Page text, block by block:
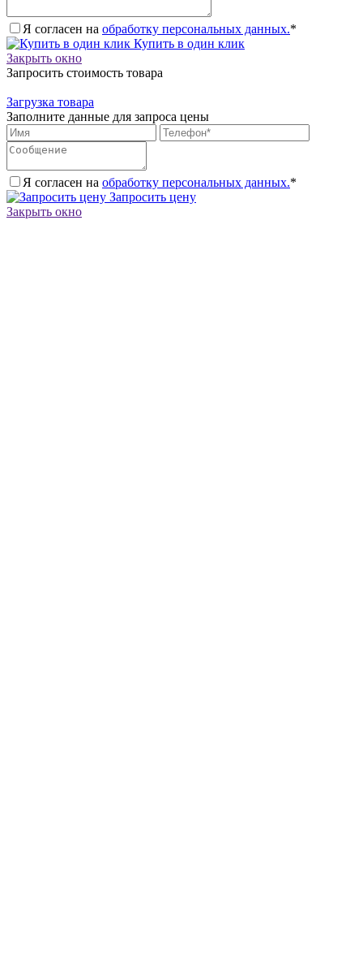
Я согласен на обработку персональных данных.*
Купить в один клик
Закрыть окно
Запросить стоимость товара
Загрузка товара
Заполните данные для запроса цены
Я согласен на обработку персональных данных.*
Запросить цену
Закрыть окно